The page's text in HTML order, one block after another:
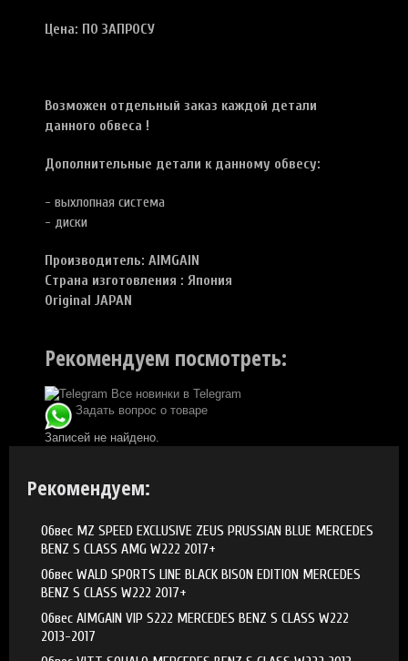
Цена: ПО ЗАПРОСУ
Возможен отдельный заказ каждой детали
данного обвеса !
Дополнительные детали к данному обвесу:
- выхлопная система
- диски
Производитель: AIMGAIN
Страна изготовления : Япония
Original JAPAN
Рекомендуем посмотреть:
Все новинки в Telegram
Задать вопрос о товаре
Записей не найдено.
Рекомендуем:
Обвес MZ SPEED EXCLUSIVE ZEUS PRUSSIAN BLUE MERCEDES
BENZ S CLASS AMG W222 2017+
Обвес WALD SPORTS LINE BLACK BISON EDITION MERCEDES
BENZ S CLASS W222 2017+
Обвес AIMGAIN VIP S222 MERCEDES BENZ S CLASS W222
2013-2017